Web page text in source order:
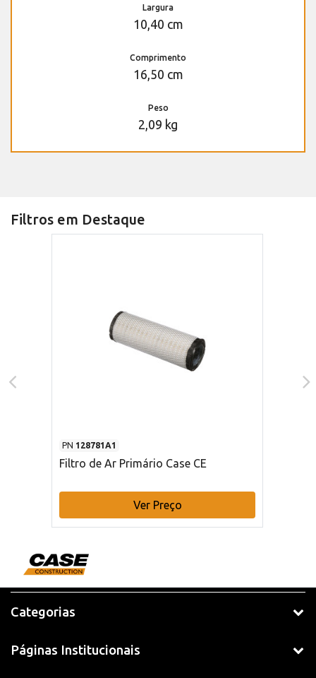
Largura
10,40 cm
Comprimento
16,50 cm
Peso
2,09 kg
Filtros em Destaque
PN 128781A1
Filtro de Ar Primário Case CE
Ver Preço
Categorias
Páginas Institucionais